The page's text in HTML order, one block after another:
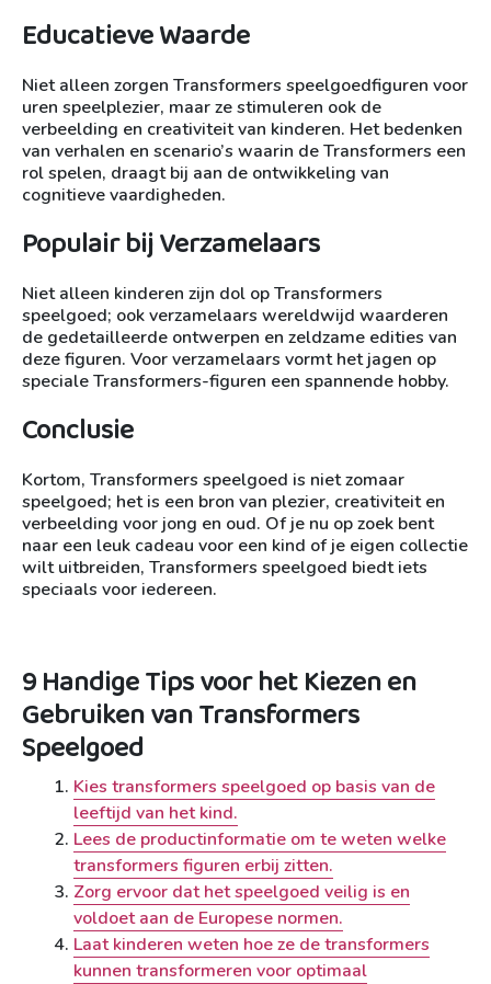
Educatieve Waarde
Niet alleen zorgen Transformers speelgoedfiguren voor
uren speelplezier, maar ze stimuleren ook de
verbeelding en creativiteit van kinderen. Het bedenken
van verhalen en scenario’s waarin de Transformers een
rol spelen, draagt bij aan de ontwikkeling van
cognitieve vaardigheden.
Populair bij Verzamelaars
Niet alleen kinderen zijn dol op Transformers
speelgoed; ook verzamelaars wereldwijd waarderen
de gedetailleerde ontwerpen en zeldzame edities van
deze figuren. Voor verzamelaars vormt het jagen op
speciale Transformers-figuren een spannende hobby.
Conclusie
Kortom, Transformers speelgoed is niet zomaar
speelgoed; het is een bron van plezier, creativiteit en
verbeelding voor jong en oud. Of je nu op zoek bent
naar een leuk cadeau voor een kind of je eigen collectie
wilt uitbreiden, Transformers speelgoed biedt iets
speciaals voor iedereen.
9 Handige Tips voor het Kiezen en
Gebruiken van Transformers
Speelgoed
Kies transformers speelgoed op basis van de
leeftijd van het kind.
Lees de productinformatie om te weten welke
transformers figuren erbij zitten.
Zorg ervoor dat het speelgoed veilig is en
voldoet aan de Europese normen.
Laat kinderen weten hoe ze de transformers
kunnen transformeren voor optimaal